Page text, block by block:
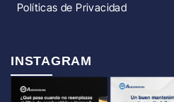
Políticas de Privacidad
INSTAGRAM